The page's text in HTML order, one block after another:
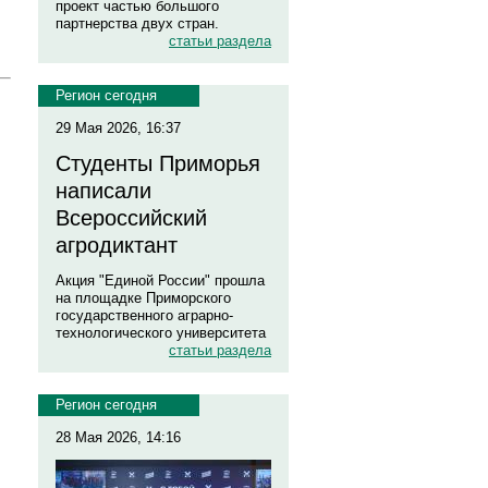
проект частью большого
партнерства двух стран.
статьи раздела
Регион сегодня
29 Мая 2026, 16:37
Студенты Приморья
написали
Всероссийский
агродиктант
Акция "Единой России" прошла
на площадке Приморского
государственного аграрно-
технологического университета
статьи раздела
Регион сегодня
28 Мая 2026, 14:16